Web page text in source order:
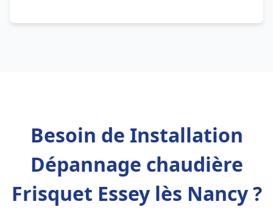
Besoin de Installation
Dépannage chaudière
Frisquet Essey lès Nancy ?